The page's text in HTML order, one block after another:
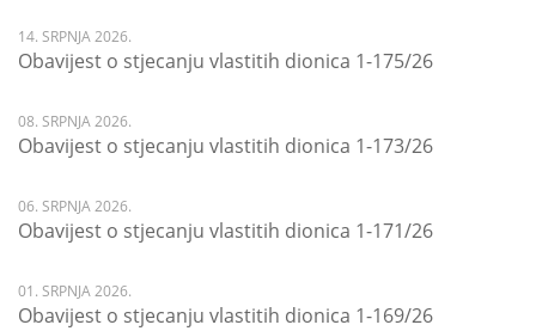
14. SRPNJA 2026.
Obavijest o stjecanju vlastitih dionica 1-175/26
08. SRPNJA 2026.
Obavijest o stjecanju vlastitih dionica 1-173/26
06. SRPNJA 2026.
Obavijest o stjecanju vlastitih dionica 1-171/26
01. SRPNJA 2026.
Obavijest o stjecanju vlastitih dionica 1-169/26